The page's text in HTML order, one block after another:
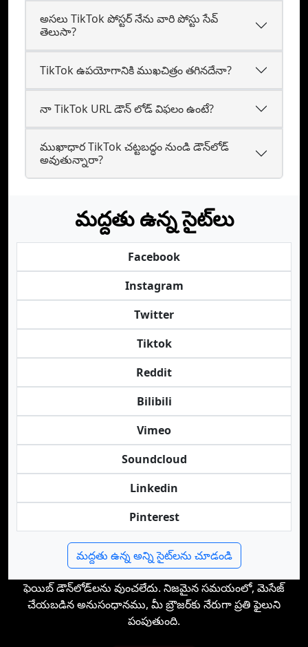
అసలు TikTok పోస్టర్ నేను వారి పోస్టు సేవ్
తెలుసా?
TikTok ఉపయోగానికి ముఖచిత్రం తగినదేనా?
నా TikTok URL డౌన్ లోడ్ విఫలం ఉంటే?
ముఖాధార TikTok చట్టబద్ధం నుండి డౌన్‌లోడ్
అవుతున్నారా?
మద్దతు ఉన్న సైట్‌లు
Facebook
Instagram
Twitter
Tiktok
Reddit
Bilibili
Vimeo
Soundcloud
Linkedin
Pinterest
మద్దతు ఉన్న అన్ని సైట్‌లను చూడండి
ఫెయిబ్ డౌన్‌లోడ్‌లను వుంచలేదు. నిజమైన సమయంలో, మెసేజ్‌
చేయబడిన అనుసంధానము, మీ బ్రౌజర్‌కు నేరుగా ప్రతి ఫైలుని
పంపుతుంది.